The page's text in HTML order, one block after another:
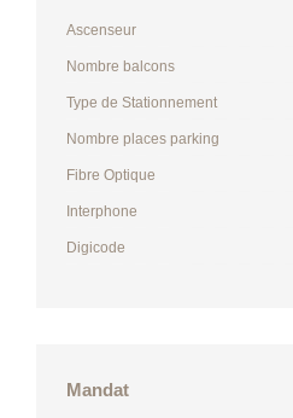
Ascenseur
Nombre balcons
Type de Stationnement
Nombre places parking
Fibre Optique
Interphone
Digicode
Mandat